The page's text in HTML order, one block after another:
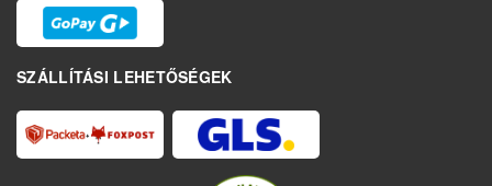
SZÁLLÍTÁSI LEHETŐSÉGEK